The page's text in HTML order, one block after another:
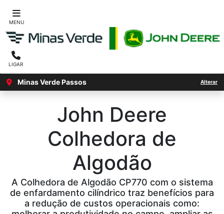
MENU
LIGAR
Minas Verde Passos Alterar
John Deere
Colhedora de
Algodão
A Colhedora de Algodão CP770 com o sistema
de enfardamento cilíndrico traz benefícios para
a redução de custos operacionais como: